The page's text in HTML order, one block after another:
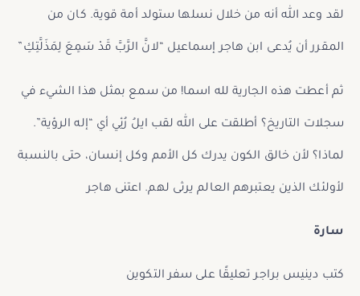
لقد وعد الله أنه من خلال نسلها ستولد أمة قوية. كان من
المقرر أن يُدعى ابن هاجر إسماعيل “لانَّ الرَّبَّ قَدْ سَمِعَ لِمَذَلَّتِكِ”
ثم أعطت هذه الجارية لله اسما! من سمع بمثل هذا الشيء في
سجلات التاريخ؟ أطلقت على الله لقب ايلُ رُئِي أي “إله الرؤية”.
لماذا؟ لأن خالق الكون يدرك كل الأمم وكل إنسان، حتى بالنسبة
لأولئك الذين يعتبرهم العالم يرثى لهم. اعتنى هاجر
سارة
كتب دينيس براجر تعليقًا على سفر التكوين